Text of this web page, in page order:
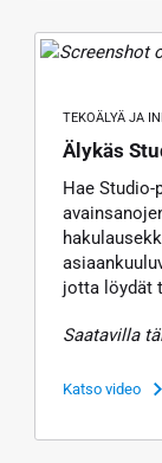
TEKOÄLYÄ JA
Älykäs
Hae
jotta löydät
Saatavilla
Katso video